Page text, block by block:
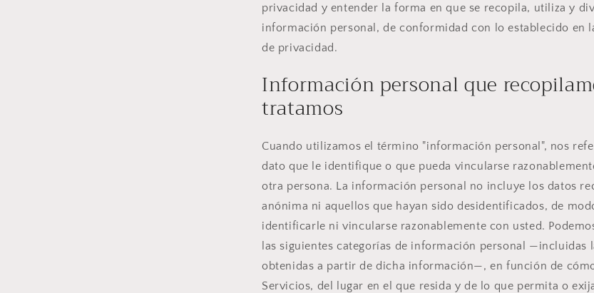
privacidad y entender la forma en que se recopila, utiliza y
información personal, de conformidad con lo establecido en
de privacidad.
Información personal que
tratamos
Cuando utilizamos el término "información personal", nos
dato que le identifique o que pueda vincularse
otra persona. La información personal no incluye los datos
anónima ni aquellos que hayan sido desidentificados, de
identificarle ni vincularse razonablemente con usted.
las siguientes categorías de información personal —incluidas
obtenidas a partir de dicha información—, en función de
Servicios, del lugar en el que resida y de lo que permita o